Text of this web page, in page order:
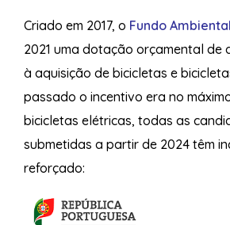
Criado em 2017, o Fundo Ambiental
2021 uma dotação orçamental de
à aquisição de bicicletas e
passado o incentivo era no
bicicletas elétricas, todas as
submetidas a partir de 2024 têm
reforçado: